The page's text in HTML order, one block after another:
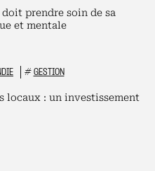
prendre soin de sa
et mentale
# GESTION
locaux : un investissement